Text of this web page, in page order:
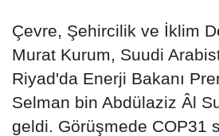
Çevre, Şehircilik ve İklim
Murat Kurum, Suudi
Riyad'da Enerji Bakanı
Selman bin Abdülaziz Âl
geldi. Görüşmede COP31